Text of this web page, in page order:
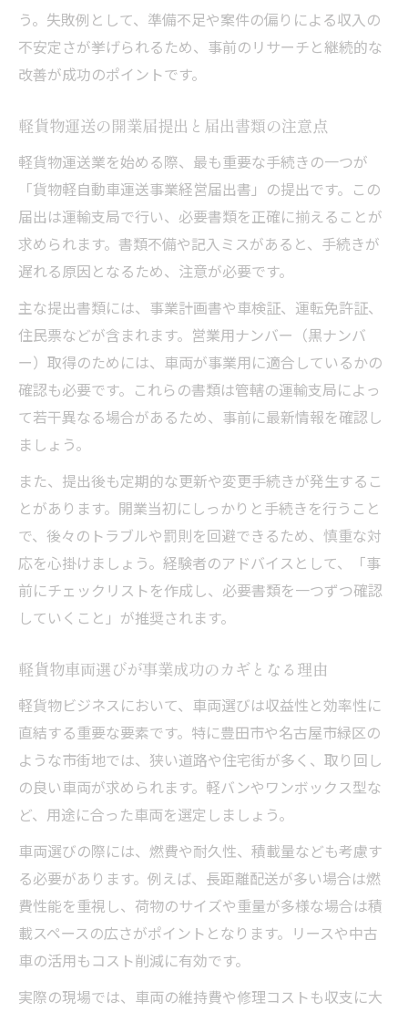
う。失敗例として、準備不足や案件の偏りによる収入の
不安定さが挙げられるため、事前のリサーチと継続的な
改善が成功のポイントです。
軽貨物運送の開業届提出と届出書類の注意点
軽貨物運送業を始める際、最も重要な手続きの一つが
「貨物軽自動車運送事業経営届出書」の提出です。この
届出は運輸支局で行い、必要書類を正確に揃えることが
求められます。書類不備や記入ミスがあると、手続きが
遅れる原因となるため、注意が必要です。
主な提出書類には、事業計画書や車検証、運転免許証、
住民票などが含まれます。営業用ナンバー（黒ナンバ
ー）取得のためには、車両が事業用に適合しているかの
確認も必要です。これらの書類は管轄の運輸支局によっ
て若干異なる場合があるため、事前に最新情報を確認し
ましょう。
また、提出後も定期的な更新や変更手続きが発生するこ
とがあります。開業当初にしっかりと手続きを行うこと
で、後々のトラブルや罰則を回避できるため、慎重な対
応を心掛けましょう。経験者のアドバイスとして、「事
前にチェックリストを作成し、必要書類を一つずつ確認
していくこと」が推奨されます。
軽貨物車両選びが事業成功のカギとなる理由
軽貨物ビジネスにおいて、車両選びは収益性と効率性に
直結する重要な要素です。特に豊田市や名古屋市緑区の
ような市街地では、狭い道路や住宅街が多く、取り回し
の良い車両が求められます。軽バンやワンボックス型な
ど、用途に合った車両を選定しましょう。
車両選びの際には、燃費や耐久性、積載量なども考慮す
る必要があります。例えば、長距離配送が多い場合は燃
費性能を重視し、荷物のサイズや重量が多様な場合は積
載スペースの広さがポイントとなります。リースや中古
車の活用もコスト削減に有効です。
実際の現場では、車両の維持費や修理コストも収支に大